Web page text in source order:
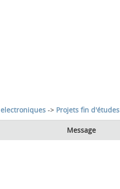
-> Projets fin d'études
Message